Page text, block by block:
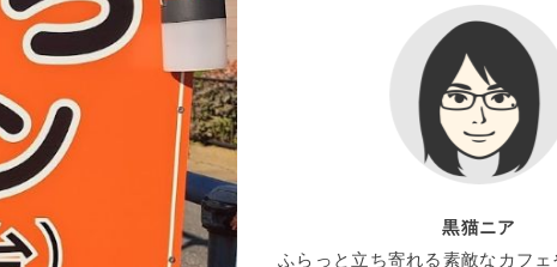
黒猫ニア
ふらっと立ち寄れる素敵なカフ